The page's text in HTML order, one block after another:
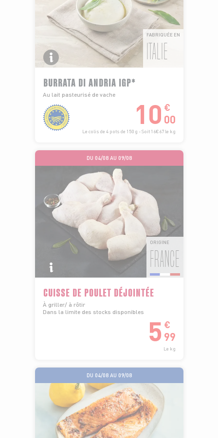
FABRIQUÉE EN
ITALIE
BURRATA DI ANDRIA IGP*
Au lait pasteurisé de vache
10 €
00
Le colis de 4 pots de 150 g - Soit 16€67 le kg
DU 04/08 AU 09/08
ORIGINE
FRANCE
CUISSE DE POULET DÉJOINTÉE
À griller/ à rôtir
Dans la limite des stocks disponibles
5 €
99
Le kg
DU 04/08 AU 09/08